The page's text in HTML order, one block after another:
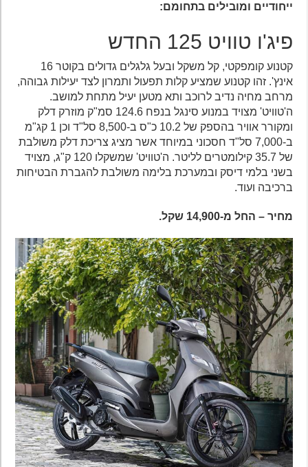
ייחודיים ומובילים בתחומם:
פיג'ו טוויט 125 החדש
קטנוע קומפקטי, קל משקל ובעל גלגלים גדולים בקוטר 16
אינץ'. זהו קטנוע שמציע קלות תפעול ותמרון לצד יעילות גבוהה,
מרחב מחיה נדיב לרוכב ותא מטען יעיל מתחת למושב.
ה'טוויט' מצויד במנוע סינגל בנפח 124.6 סמ"ק מוזרק דלק
ומקורר אוויר בהספק של 10.2 כ"ס ב-8,500 סל"ד וכן 1 קג"מ
ב-7,000 סל"ד חסכוני במיוחד אשר מציג צריכת דלק משולבת
של 35.7 קילומטרים לליטר. ה'טוויט' שמשקלו 120 ק"ג, מצויד
בשני בלמי דיסק ובמערכת בלימה משולבת להגברת הבטיחות
ברכיבה ועוד.
מחיר – החל מ-14,900 שקל.